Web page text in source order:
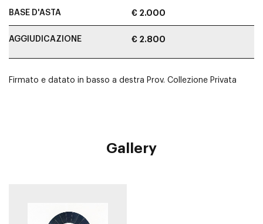
BASE D'ASTA € 2.000
AGGIUDICAZIONE € 2.800
Firmato e datato in basso a destra Prov. Collezione Privata
Gallery